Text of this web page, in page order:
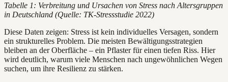
Tabelle 1: Verbreitung und Ursachen von Stress nach Altersgruppen
in Deutschland (Quelle: TK-Stressstudie 2022)
Diese Daten zeigen: Stress ist kein individuelles Versagen, sondern
ein strukturelles Problem. Die meisten Bewältigungsstrategien
bleiben an der Oberfläche – ein Pflaster für einen tiefen Riss. Hier
wird deutlich, warum viele Menschen nach ungewöhnlichen Wegen
suchen, um ihre Resilienz zu stärken.